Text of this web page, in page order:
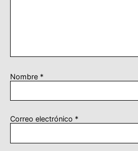
Nombre *
Correo electrónico *